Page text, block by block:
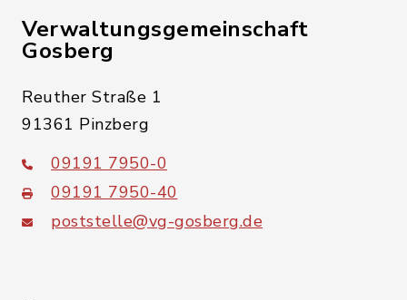
Verwaltungsgemeinschaft
Gosberg
Reuther Straße 1
91361 Pinzberg
09191 7950-0
09191 7950-40
poststelle@vg-gosberg.de